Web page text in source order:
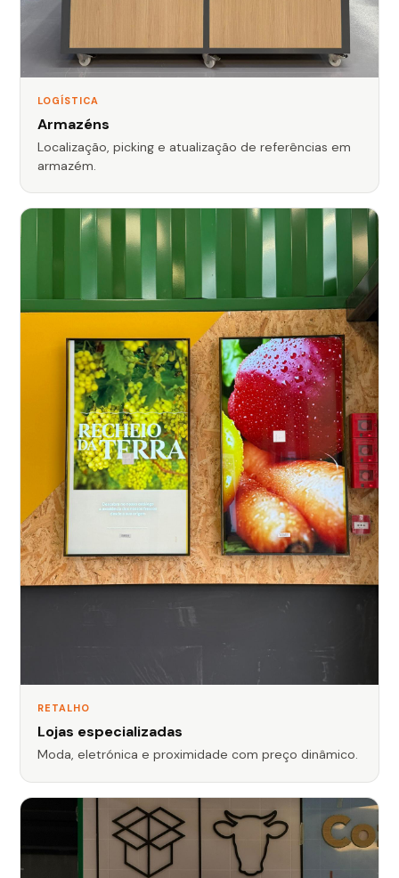
LOGÍSTICA
Armazéns
Localização, picking e atualização de referências em
armazém.
RETALHO
Lojas especializadas
Moda, eletrónica e proximidade com preço dinâmico.